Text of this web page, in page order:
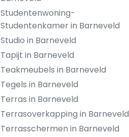
Studentenwoning-
Studentenkamer in Barneveld
Studio in Barneveld
Tapijt in Barneveld
Teakmeubels in Barneveld
Tegels in Barneveld
Terras in Barneveld
Terrasoverkapping in Barneveld
Terrasschermen in Barneveld